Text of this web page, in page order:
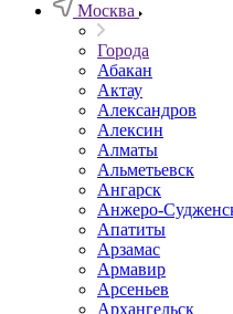
Москва
Города
Абакан
Актау
Александров
Алексин
Алматы
Альметьевск
Ангарск
Анжеро-
Апатиты
Арзамас
Армавир
Арсеньев
Архангельск